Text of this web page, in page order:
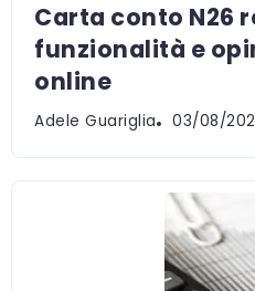
Carta conto N26
funzionalità e
online
Adele Guariglia 03/08/